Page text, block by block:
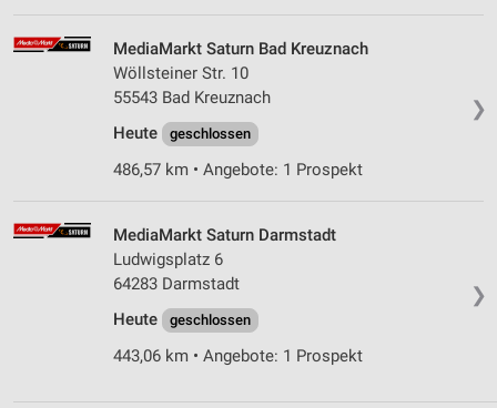
❯
MediaMarkt Saturn Bad Kreuznach
Wöllsteiner Str. 10
55543 Bad Kreuznach
Heute
geschlossen
486,57 km • Angebote: 1 Prospekt
❯
MediaMarkt Saturn Darmstadt
Ludwigsplatz 6
64283 Darmstadt
Heute
geschlossen
443,06 km • Angebote: 1 Prospekt
Verwendung reduzierter Daten zur Auswahl von
Verwendung genauer Standortdaten
Nicht-IAB-Verarbeitungszwecke:
Performance